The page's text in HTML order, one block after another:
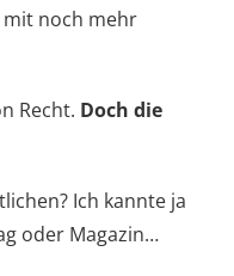
noch mehr
Recht. Doch die
Ich kannte ja
oder Magazin…